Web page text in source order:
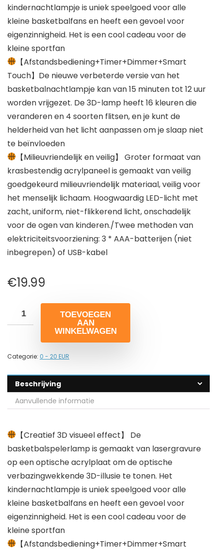
kindernachtlampje is uniek speelgoed voor alle
kleine basketbalfans en heeft een gevoel voor
eigenzinnigheid. Het is een cool cadeau voor de
kleine sportfan
【Afstandsbediening+Timer+Dimmer+Smart
Touch】De nieuwe verbeterde versie van het
basketbalnachtlampje kan van 15 minuten tot 12 uur
worden vrijgezet. De 3D-lamp heeft 16 kleuren die
veranderen en 4 soorten flitsen, en je kunt de
helderheid van het licht aanpassen om je slaap niet
te beïnvloeden
【Milieuvriendelijk en veilig】 Groter formaat van
krasbestendig acrylpaneel is gemaakt van veilig
goedgekeurd milieuvriendelijk materiaal, veilig voor
het menselijk lichaam. Hoogwaardig LED-licht met
zacht, uniform, niet-flikkerend licht, onschadelijk
voor de ogen van kinderen./Twee methoden van
elektriciteitsvoorziening: 3 * AAA-batterijen (niet
inbegrepen) of USB-kabel
€19.99
TOEVOEGEN
AAN
WINKELWAGEN
Categorie: 0 - 20 EUR
Beschrijving
Aanvullende informatie
【Creatief 3D visueel effect】 De
basketbalspelerlamp is gemaakt van lasergravure
op een optische acrylplaat om de optische
verbazingwekkende 3D-illusie te tonen. Het
kindernachtlampje is uniek speelgoed voor alle
kleine basketbalfans en heeft een gevoel voor
eigenzinnigheid. Het is een cool cadeau voor de
kleine sportfan
【Afstandsbediening+Timer+Dimmer+Smart